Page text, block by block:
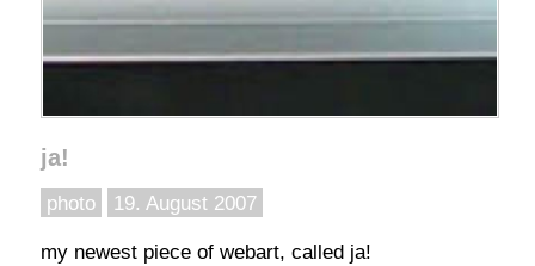
ja!
photo 19. August 2007
my newest piece of webart, called ja!